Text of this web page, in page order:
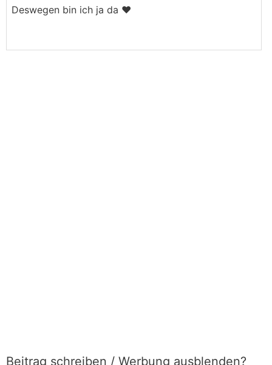
Deswegen bin ich ja da ❤️
Beitrag schreiben / Werbung ausblenden?